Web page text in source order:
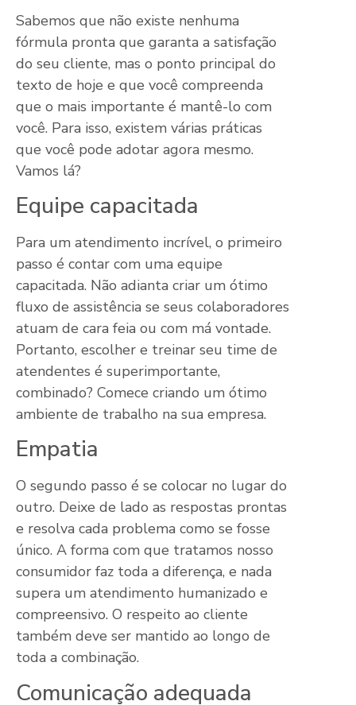
Sabemos que não existe nenhuma
fórmula pronta que garanta a satisfação
do seu cliente, mas o ponto principal do
texto de hoje e que você compreenda
que o mais importante é mantê-lo com
você. Para isso, existem várias práticas
que você pode adotar agora mesmo.
Vamos lá?
Equipe capacitada
Para um atendimento incrível, o primeiro
passo é contar com uma equipe
capacitada. Não adianta criar um ótimo
fluxo de assistência se seus colaboradores
atuam de cara feia ou com má vontade.
Portanto, escolher e treinar seu time de
atendentes é superimportante,
combinado? Comece criando um ótimo
ambiente de trabalho na sua empresa.
Empatia
O segundo passo é se colocar no lugar do
outro. Deixe de lado as respostas prontas
e resolva cada problema como se fosse
único. A forma com que tratamos nosso
consumidor faz toda a diferença, e nada
supera um atendimento humanizado e
compreensivo. O respeito ao cliente
também deve ser mantido ao longo de
toda a combinação.
Comunicação adequada